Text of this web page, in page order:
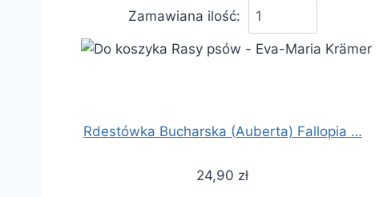
Zamawiana ilość:
Rdestówka Bucharska (Auberta) Fallopia …
24,90 zł